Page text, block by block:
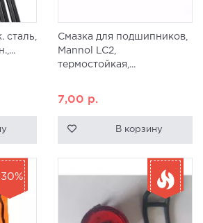
сталь,
Смазка для подшипников,
Mannol LC2,
термостойкая,...
7,00 р.
В корзину